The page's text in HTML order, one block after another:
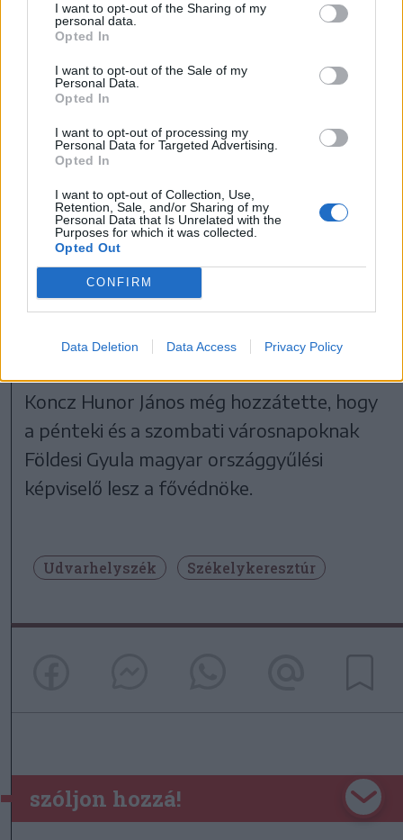
I want to opt-out of the Sharing of my
personal data.
Opted In
I want to opt-out of the Sale of my
Personal Data.
Opted In
I want to opt-out of processing my
Personal Data for Targeted Advertising.
Opted In
I want to opt-out of Collection, Use,
Retention, Sale, and/or Sharing of my
Personal Data that Is Unrelated with the
Purposes for which it was collected.
Opted Out
CONFIRM
Data Deletion Data Access Privacy Policy
európai borok versenye nyílik meg. A
délelőtt folyamán lesz még asztalitenisz-
bajnokság, mesterségek bemutatója,
illetve a veterán autók felvonulását is
gyerekprogramok, illetve a versenyek
Európai népek tánca címmel szervez gálát
a Pipacsok néptáncegyüttes. Este
nyolctól koncertezik aLast Minute, majd
tíz órától aKowalsky meg a Vega
és hajnalig tartó bulival zárul.
Koncz Hunor János még hozzátette, hogy
a pénteki és a szombati városnapoknak
Földesi Gyula magyar országgyűlési
képviselő lesz a fővédnöke.
Udvarhelyszék Székelykeresztúr
szóljon hozzá!